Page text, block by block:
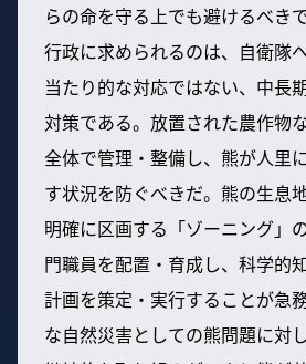
らの命を守る上でも避けるべき
行政に求められるのは、自衛隊
当たり的な対応ではない、中長
対策である。放置された農作物
全体で管理・整備し、熊が人里
す状況を防ぐべきだ。熊の生息
明確に区画する「ゾーニング」
門職員を配置・育成し、科学的
計画を策定・実行することが急
な自然災害としての熊問題に対